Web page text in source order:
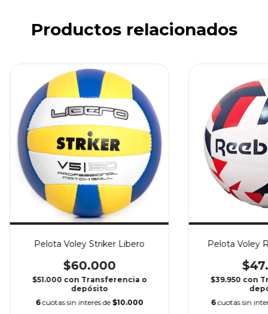
Productos relacionados
Pelota Voley Striker Libero
$60.000
$51.000 con Transferencia o
depósito
6 cuotas sin interés de $10.000
Pelota Voley
$39.950 con
6 cuotas sin